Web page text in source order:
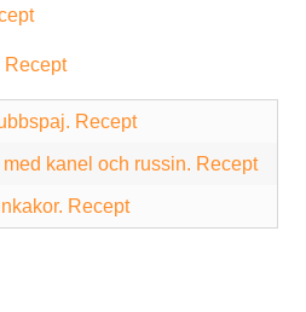
Recept
Recept
med kanel och russin. Recept
Recept